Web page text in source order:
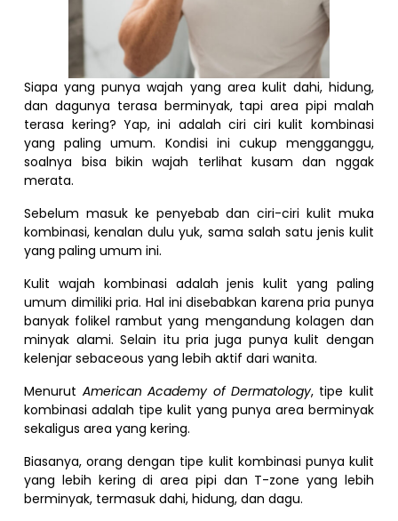
Siapa yang punya wajah yang area kulit dahi, hidung,
dan dagunya terasa berminyak, tapi area pipi malah
terasa kering? Yap, ini adalah ciri ciri kulit kombinasi
yang paling umum. Kondisi ini cukup mengganggu,
soalnya bisa bikin wajah terlihat kusam dan nggak
merata.
Sebelum masuk ke penyebab dan ciri-ciri kulit muka
kombinasi, kenalan dulu yuk, sama salah satu jenis kulit
yang paling umum ini.
Kulit wajah kombinasi adalah jenis kulit yang paling
umum dimiliki pria. Hal ini disebabkan karena pria punya
banyak folikel rambut yang mengandung kolagen dan
minyak alami. Selain itu pria juga punya kulit dengan
kelenjar sebaceous yang lebih aktif dari wanita.
Menurut American Academy of Dermatology, tipe kulit
kombinasi adalah tipe kulit yang punya area berminyak
sekaligus area yang kering.
Biasanya, orang dengan tipe kulit kombinasi punya kulit
yang lebih kering di area pipi dan T-zone yang lebih
berminyak, termasuk dahi, hidung, dan dagu.